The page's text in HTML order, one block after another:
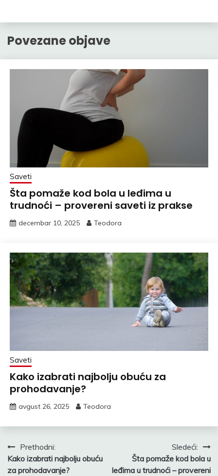
Povezane objave
Saveti
Šta pomaže kod bola u leđima u
trudnoći – provereni saveti iz prakse
decembar 10, 2025 Teodora
Saveti
Kako izabrati najbolju obuću za
prohodavanje?
avgust 26, 2025 Teodora
Kretanje
članka
Prethodni:
Kako izabrati najbolju obuću
za prohodavanje?
Sledeći:
Šta pomaže kod bola u
leđima u trudnoći – provereni